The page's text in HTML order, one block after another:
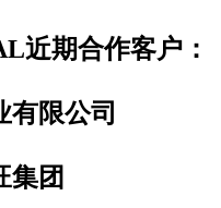
近期合作客户：
有限公司
集团